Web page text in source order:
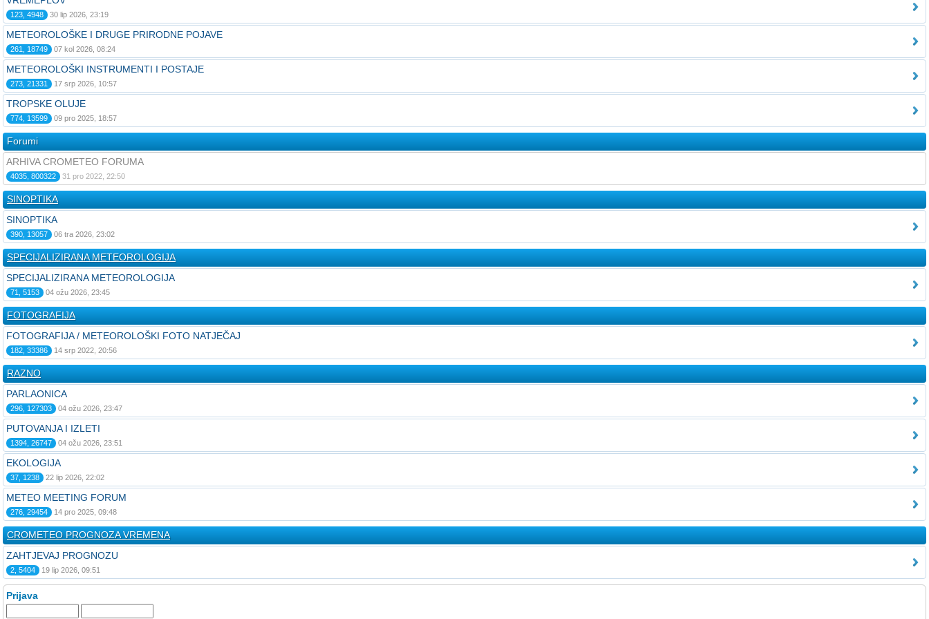
123, 4948 30 lip 2026, 23:19
METEOROLOŠKE I DRUGE PRIRODNE POJAVE
261, 18749 07 kol 2026, 08:24
METEOROLOŠKI INSTRUMENTI I POSTAJE
273, 21331 17 srp 2026, 10:57
TROPSKE OLUJE
774, 13599 09 pro 2025, 18:57
Forumi
ARHIVA CROMETEO FORUMA
4035, 800322 31 pro 2022, 22:50
SINOPTIKA
SINOPTIKA
390, 13057 06 tra 2026, 23:02
SPECIJALIZIRANA METEOROLOGIJA
SPECIJALIZIRANA METEOROLOGIJA
71, 5153 04 ožu 2026, 23:45
FOTOGRAFIJA
FOTOGRAFIJA / METEOROLOŠKI FOTO NATJEČAJ
182, 33386 14 srp 2022, 20:56
RAZNO
PARLAONICA
296, 127303 04 ožu 2026, 23:47
PUTOVANJA I IZLETI
1394, 26747 04 ožu 2026, 23:51
EKOLOGIJA
37, 1238 22 lip 2026, 22:02
METEO MEETING FORUM
276, 29454 14 pro 2025, 09:48
CROMETEO PROGNOZA VREMENA
ZAHTJEVAJ PROGNOZU
2, 5404 19 lip 2026, 09:51
Prijava